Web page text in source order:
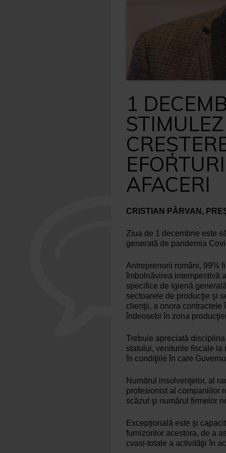
1
AFACERI
CRISTIAN PÂRVAN,
Ziua de 1 decembrie este
generată de pandemia
Antreprenorii români, 99%
îmbolnăvirea intempestivă
specifice de igienă
sectoarele de producţie şi
clienţii, a onora contractele
îndeosebi în zona
Trebuie apreciată
statului, veniturile fiscale la
în condiţiile în care
Numărul insolvenţelor, al
profesionist al companiilor
scăzut şi numărul firmelor
Excepţională este şi
furnizorilor acestora, de a
cvasi-totale a activităţii în